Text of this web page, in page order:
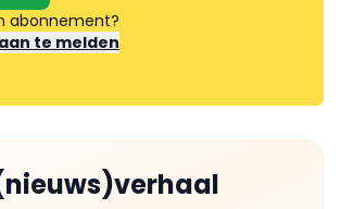
abonnement?
te melden